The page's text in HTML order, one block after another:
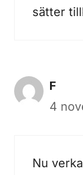
sätter
F
4
Nu